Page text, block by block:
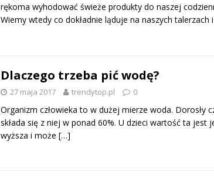
rękoma wyhodować świeże produkty do naszej
Wiemy wtedy co dokładnie ląduje na naszych talerzach i
Dlaczego trzeba pić wodę?
27 maja 2017 trendytop.pl 0
Organizm człowieka to w dużej mierze woda. Dorosły
składa się z niej w ponad 60%. U dzieci wartość ta jest
wyższa i może […]